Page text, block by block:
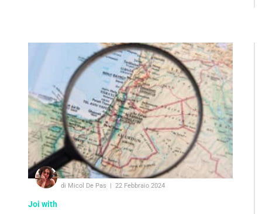
di Micol De Pas 22 Febbraio 2024
Joi with